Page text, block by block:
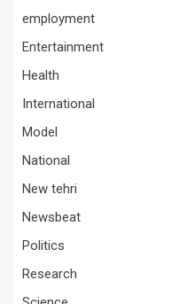
employment
Entertainment
Health
International
Model
National
New tehri
Newsbeat
Politics
Research